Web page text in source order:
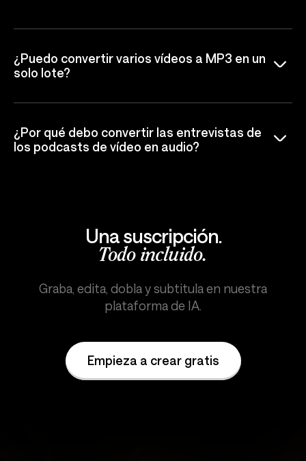
¿Puedo convertir varios vídeos a MP3 en un
solo lote?
¿Por qué debo convertir las entrevistas de
los podcasts de vídeo en audio?
Una suscripción.
Todo incluido.
Graba, edita, dobla y subtitula en nuestra
plataforma de IA.
Empieza a crear gratis